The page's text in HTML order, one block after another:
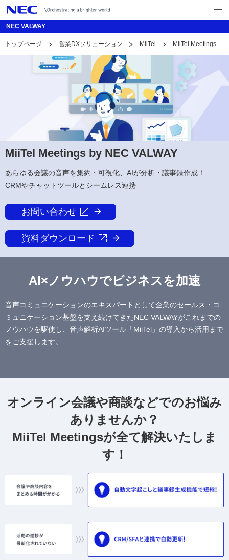
NEC VALWAY
メ
ニ
を
ナ
ン
トップページ 営業DXソリューション MiiTel MiiTel Meetings
MiiTel Meetings by NEC VALWAY
あらゆる会議の音声を集約・可視化、AIが分析・議事録作成！
CRMやチャットツールとシームレス連携
お問い合わせ
資料ダウンロード
AI×ノウハウでビジネスを加速
音声コミュニケーションのエキスパートとして企業のセールス・コ
ミュニケーション基盤を支え続けてきたNEC VALWAYがこれまでの
ノウハウを駆使し、音声解析AIツール「MiiTel」の導入から活用まで
をご支援します。
オンライン会議や商談などでのお悩み
ありませんか？
MiiTel Meetingsが全て解決いたしま
す！